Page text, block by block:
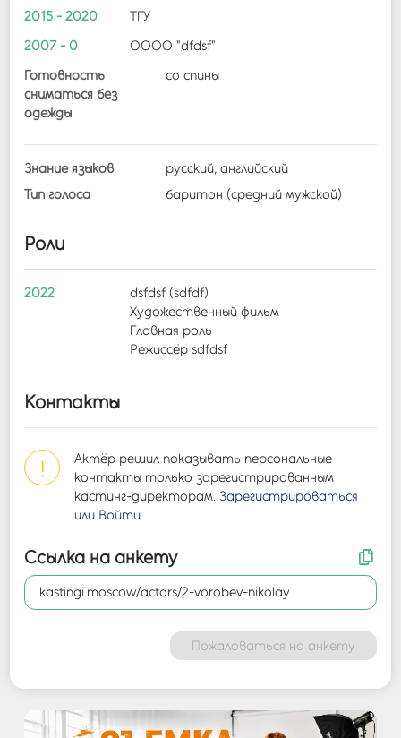
2015 - 2020
ТГУ
2007 - 0
ОООО "dfdsf"
Готовность
сниматься без
одежды
со спины
Знание языков
русский, английский
Тип голоса
баритон (средний мужской)
Роли
2022
dsfdsf (sdfdf)
Художественный фильм
Главная роль
Режиссёр sdfdsf
Контакты
!
Актёр решил показывать персональные
контакты только зарегистрированным
кастинг-директорам. Зарегистрироваться
или Войти
Ссылка на анкету
kastingi.moscow/actors/2-vorobev-nikolay
Пожаловаться на анкету